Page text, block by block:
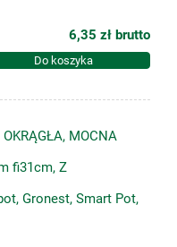
6,35 zł brutto
Do koszyka
MOCNA
fi31cm, Z
Gronest, Smart Pot,